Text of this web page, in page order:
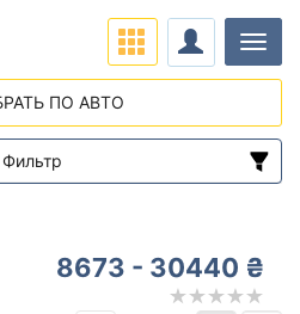
8673 - 30440 ₴
ПО АВТО
Фильтр